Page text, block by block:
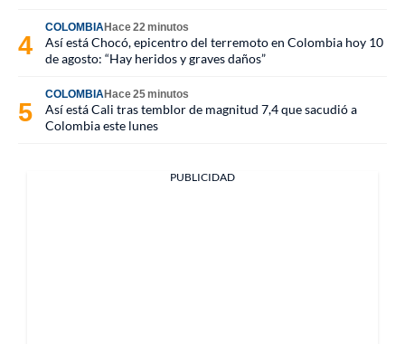
COLOMBIAHace 22 minutos
Así está Chocó, epicentro del terremoto en Colombia hoy 10
de agosto: “Hay heridos y graves daños”
COLOMBIAHace 25 minutos
Así está Cali tras temblor de magnitud 7,4 que sacudió a
Colombia este lunes
PUBLICIDAD